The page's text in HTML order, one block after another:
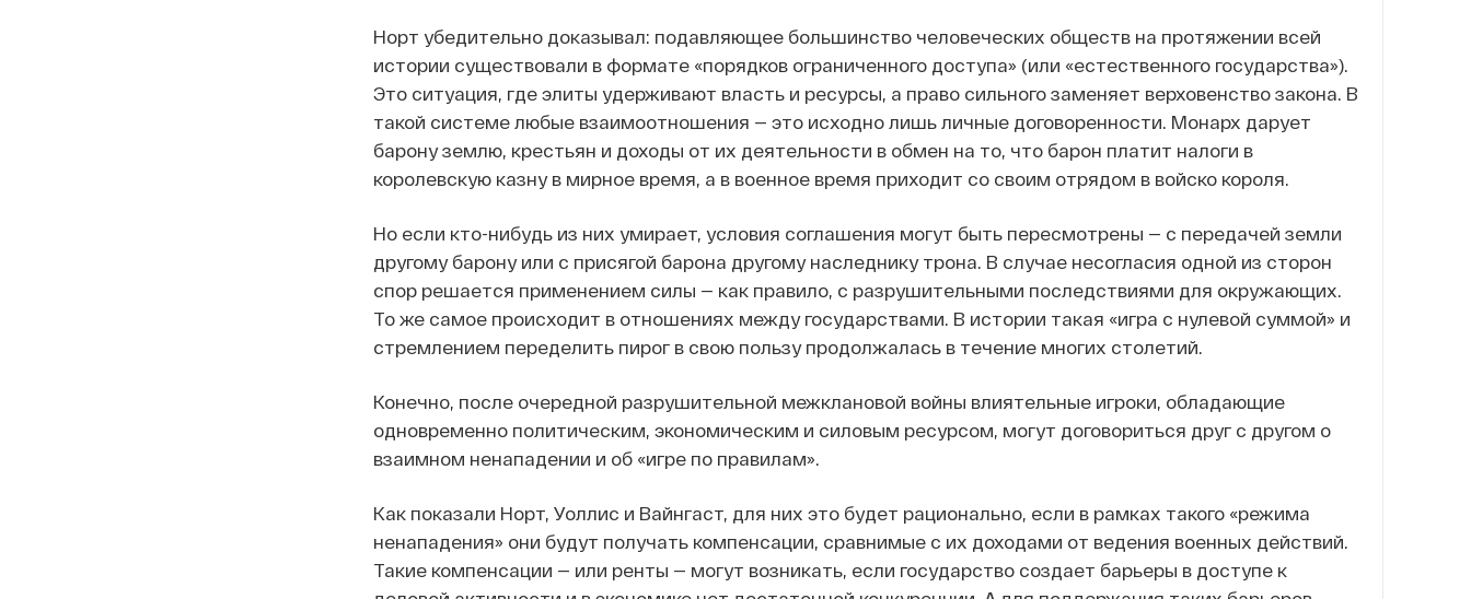
Норт убедительно доказывал: подавляющее большинство человеческих обществ на протяжении всей
истории существовали в формате «порядков ограниченного доступа» (или «естественного государства»).
Это ситуация, где элиты удерживают власть и ресурсы, а право сильного заменяет верховенство закона. В
такой системе любые взаимоотношения — это исходно лишь личные договоренности. Монарх дарует
барону землю, крестьян и доходы от их деятельности в обмен на то, что барон платит налоги в
королевскую казну в мирное время, а в военное время приходит со своим отрядом в войско короля.
Но если кто-нибудь из них умирает, условия соглашения могут быть пересмотрены — с передачей земли
другому барону или с присягой барона другому наследнику трона. В случае несогласия одной из сторон
спор решается применением силы — как правило, с разрушительными последствиями для окружающих.
То же самое происходит в отношениях между государствами. В истории такая «игра с нулевой суммой» и
стремлением переделить пирог в свою пользу продолжалась в течение многих столетий.
Конечно, после очередной разрушительной межклановой войны влиятельные игроки, обладающие
одновременно политическим, экономическим и силовым ресурсом, могут договориться друг с другом о
взаимном ненападении и об «игре по правилам».
Как показали Норт, Уоллис и Вайнгаст, для них это будет рационально, если в рамках такого «режима
ненападения» они будут получать компенсации, сравнимые с их доходами от ведения военных действий.
Такие компенсации — или ренты — могут возникать, если государство создает барьеры в доступе к